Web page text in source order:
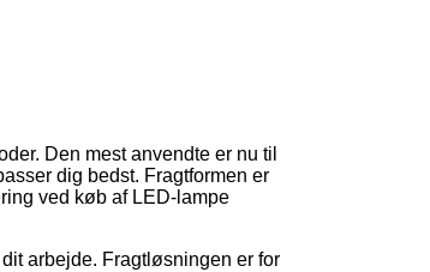
Den mest anvendte er nu til
dig bedst. Fragtformen er
ved køb af LED-lampe
arbejde. Fragtløsningen er for